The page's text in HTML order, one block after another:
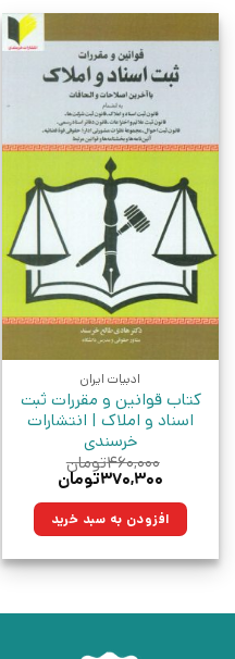
ادبیات ایران
کتاب قوانین و مقررات ثبت
اسناد و املاک | انتشارات
خرسندی
۴۶۰,۰۰۰تومان
قیمت
۴۶۰,۰۰۰تومان
بود.
۳۷۰,۳۰۰تومان
۳۷۰,۳۰۰تومان.افزودن به سبد خرید